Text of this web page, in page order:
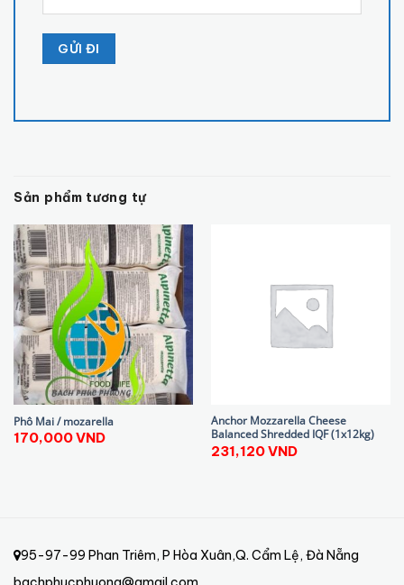
Sản phẩm tương tự
Phô Mai / mozarella
170,000VND
Anchor Mozzarella Cheese
Balanced Shredded IQF (1x12kg)
231,120VND
95-97-99 Phan Triêm, P Hòa Xuân,Q. Cẩm Lệ, Đà Nẵng